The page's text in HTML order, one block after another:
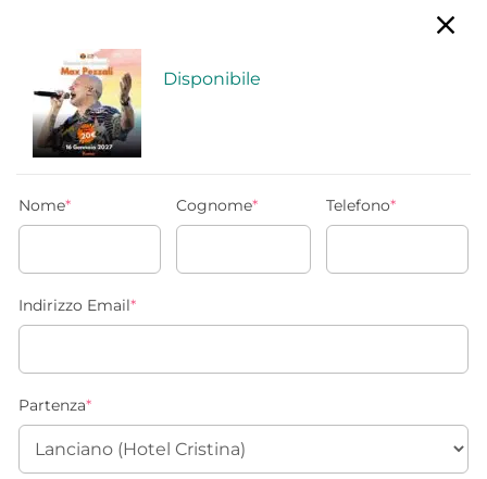
Disponibile
Nome* Cognome* Telefono*
Indirizzo Email*
Partenza*